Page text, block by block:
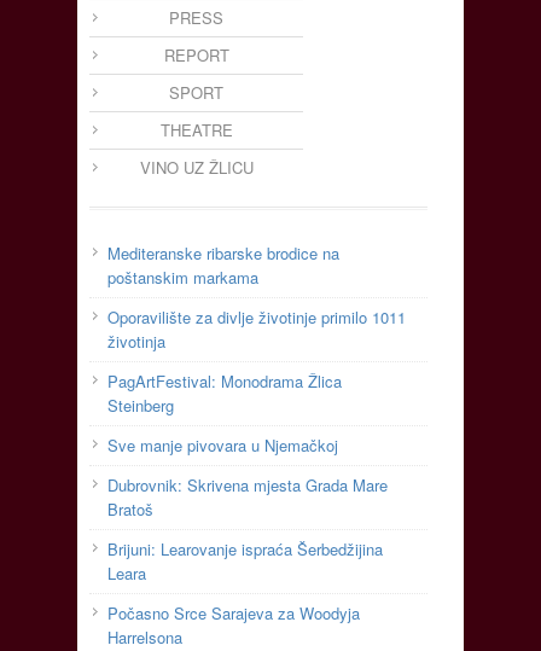
PRESS
REPORT
SPORT
THEATRE
VINO UZ ŽLICU
Mediteranske ribarske brodice na
poštanskim markama
Oporavilište za divlje životinje primilo 1011
životinja
PagArtFestival: Monodrama Žlica
Steinberg
Sve manje pivovara u Njemačkoj
Dubrovnik: Skrivena mjesta Grada Mare
Bratoš
Brijuni: Learovanje ispraća Šerbedžijina
Leara
Počasno Srce Sarajeva za Woodyja
Harrelsona